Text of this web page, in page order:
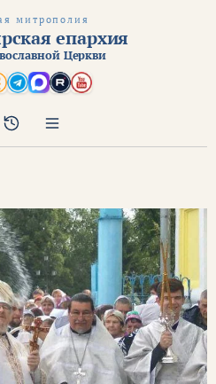
митрополия
епархия
Церкви
Архив